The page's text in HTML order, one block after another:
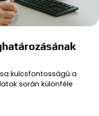
kulcsfontosságú a
során különféle